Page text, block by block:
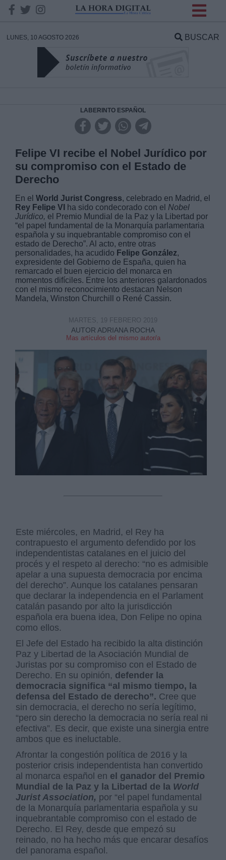
LUNES, 10 AGOSTO 2026 BUSCAR
LABERINTO ESPAÑOL
Felipe VI recibe el Nobel Jurídico por
su compromiso con el Estado de
Derecho
En elWorld Jurist Congress, celebrado en Madrid, el
Rey Felipe VI
ha sido condecorado con el Nobel
Jurídico, el Premio Mundial de la Paz y la Libertad por
“el papel fundamental de la Monarquía parlamentaria
española y su inquebrantable compromiso con el
estado de Derecho”. Al acto, entre otras
personalidades, ha acudido Felipe González,
expresidente del Gobierno de España, quien ha
remarcado el buen ejercicio del monarca en
momentos difíciles. Entre los anteriores galardonados
con el mismo reconocimiento destacan Nelson
Mandela, Winston Churchill o René Cassin.
AUTOR ADRIANA ROCHA
Mas artículos del mismo autor/a
MARTES, 19 FEBRERO 2019
Este miércoles, en Madrid, el Rey ha
contrapuesto el argumento defendido por los
independentistas catalanes en el juicio del
procés y el respeto al derecho: “no es admisible
apelar a una supuesta democracia por encima
del derecho”. Aunque los catalanes pensaran
que declarar la independencia en el Parlament
catalán pasando por alto la jurisdicción
española era buena idea, Don Felipe no opina
como ellos.
El Jefe del Estado ha recibido la alta distinción
Paz y Libertad de la Asociación Mundial de
Juristas por su compromiso con el Estado de
Derecho. En su opinión, defender la
democracia significa “al mismo tiempo, la
defensa del Estado de derecho”. Cree que
sin democracia, el derecho no sería legítimo,
“pero sin derecho la democracia no sería real ni
efectiva”. Es decir, que existe una sinergia entre
ambos que es ineluctable.
Afrontar la congestión política de 2016 y la
posterior crisis independentista han convertido
al monarca español en el ganador del Premio
Mundial de la Paz y la Libertad de la World
Jurist Association, por “el papel fundamental
de la Monarquía parlamentaria española y su
inquebrantable compromiso con el estado de
Derecho. El Rey, desde que empezó su
reinado, no ha hecho más que encarar desafíos
del panorama español.
DATOS
Responsable:
Legitimación:
Destinatarios:
Derechos:
link
Información adicional